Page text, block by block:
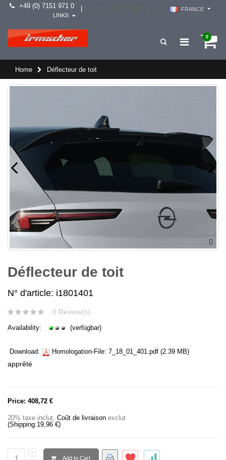
+49 (0) 7151 971 0
FRANCE
LINKS
0
Home Déflecteur de toit
Déflecteur de toit
N° d'article: i1801401
0 Review(s)
Availability: (verfügbar)
Download: Homologation-File: 7_18_01_401.pdf (2.39 MB)
apprêté
Price: 408,72 €
20% taxe inclut, Coût de livraison exclut
(Shipping:19,96 €)
Add to Cart